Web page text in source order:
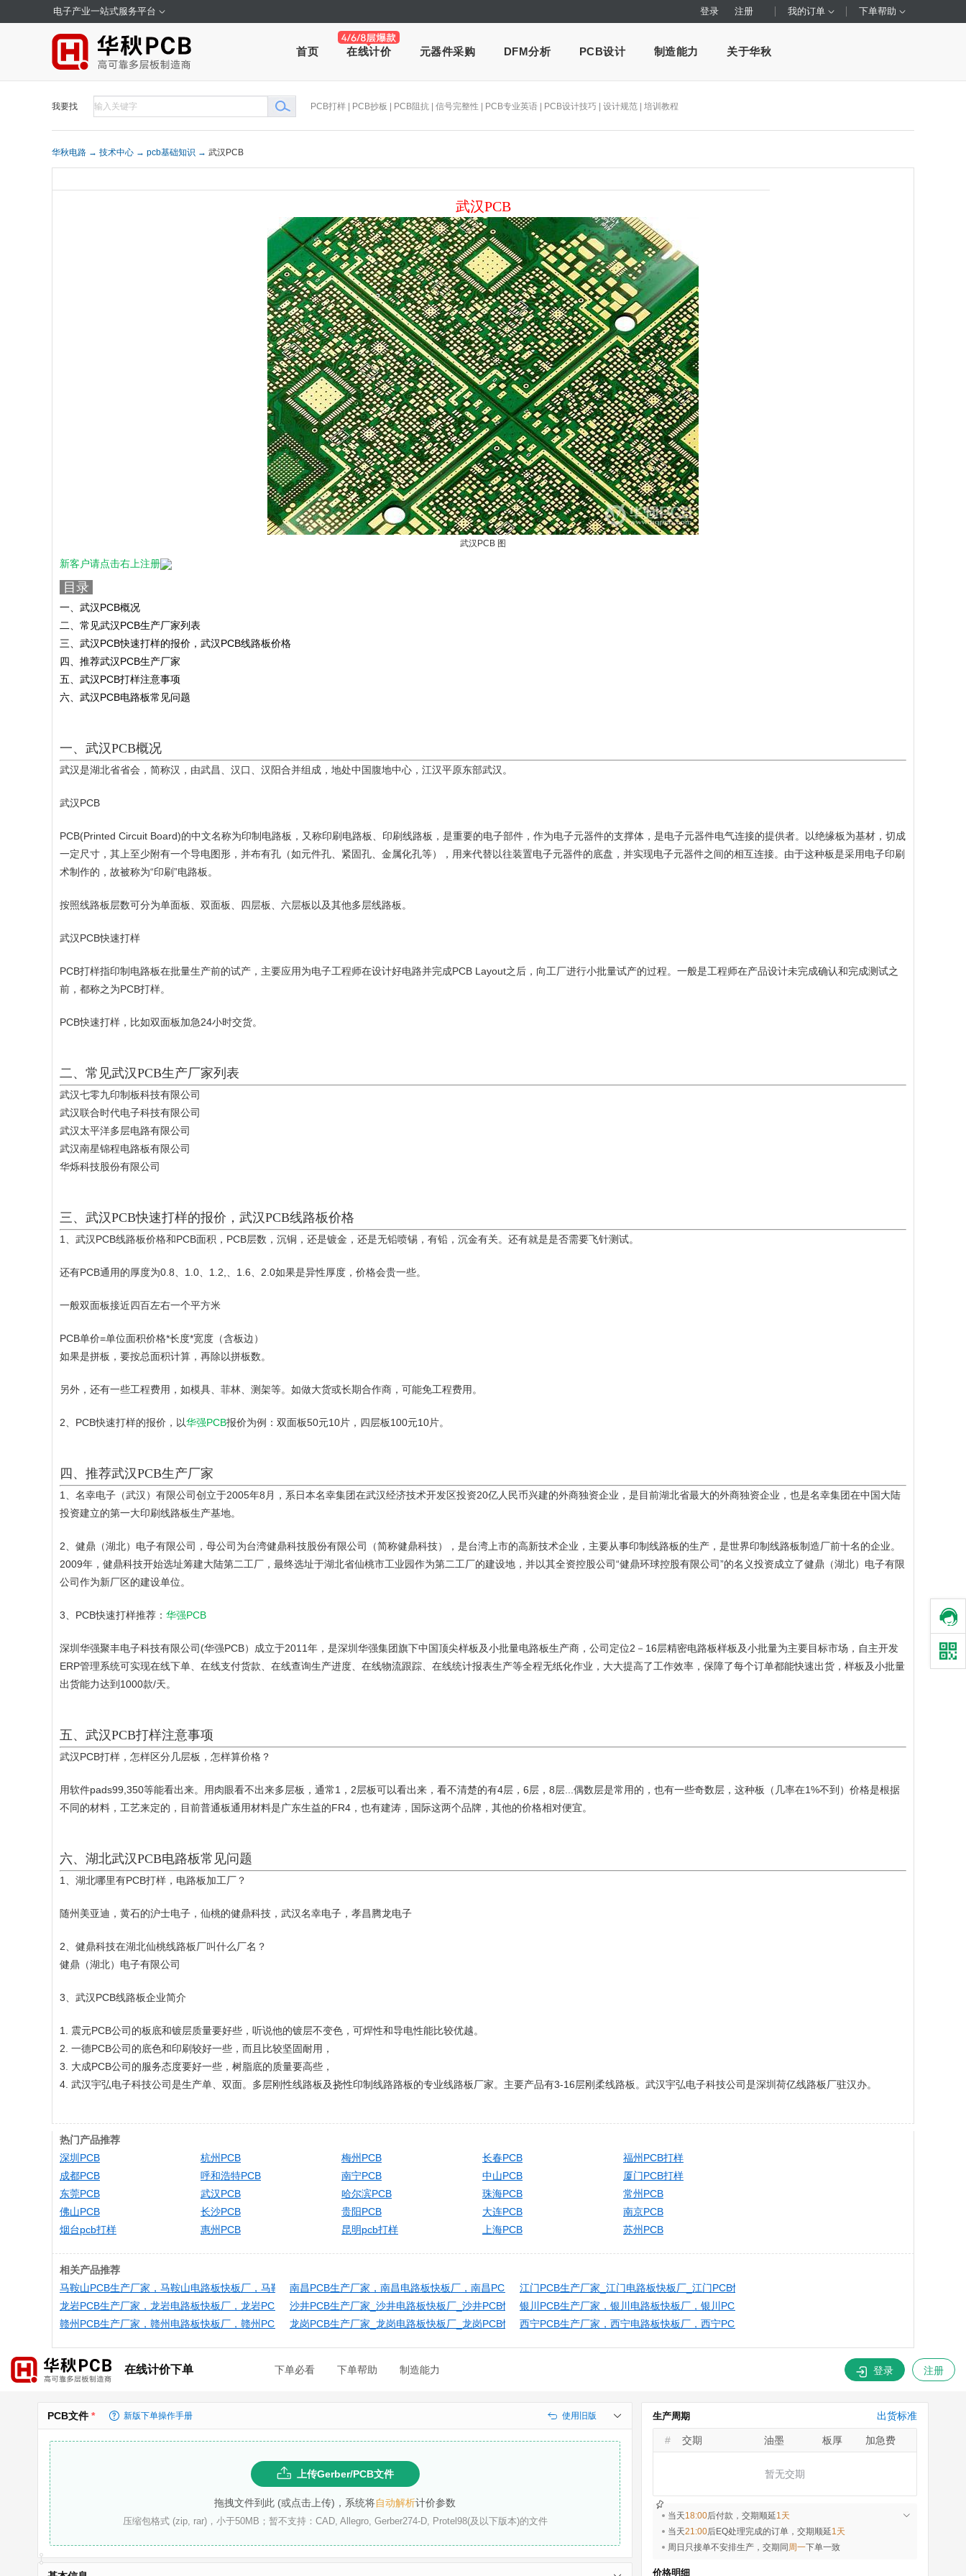
电子产业一站式服务平台 登录 注册 我的订单 下单帮助
首页 在线计价 元器件采购 DFM分析 PCB设计 制造能力 关于华秋
我要找 PCB打样 PCB抄板 PCB阻抗 信号完整性 PCB专业英语 PCB设计技巧 设计规范 培训教程
华秋电路 → 技术中心 → pcb基础知识 → 武汉PCB
武汉PCB
武汉PCB 图
新客户请点击右上注册
目录
一、武汉PCB概况
二、常见武汉PCB生产厂家列表
三、武汉PCB快速打样的报价，武汉PCB线路板价格
四、推荐武汉PCB生产厂家
五、武汉PCB打样注意事项
六、武汉PCB电路板常见问题
一、武汉PCB概况
武汉是湖北省省会，简称汉，由武昌、汉口、汉阳合并组成，地处中国腹地中心，江汉平原东部武汉。
武汉PCB
PCB(Printed Circuit Board)的中文名称为印制电路板，又称印刷电路板、印刷线路板，是重要的电子部件，作为电子元器件的支撑体，是电子元器件电气连接的提供者。以绝缘板为基材，切成
一定尺寸，其上至少附有一个导电图形，并布有孔（如元件孔、紧固孔、金属化孔等），用来代替以往装置电子元器件的底盘，并实现电子元器件之间的相互连接。由于这种板是采用电子印刷
术制作的，故被称为“印刷”电路板。
按照线路板层数可分为单面板、双面板、四层板、六层板以及其他多层线路板。
武汉PCB快速打样
PCB打样指印制电路板在批量生产前的试产，主要应用为电子工程师在设计好电路并完成PCB Layout之后，向工厂进行小批量试产的过程。一般是工程师在产品设计未完成确认和完成测试之
前，都称之为PCB打样。
PCB快速打样，比如双面板加急24小时交货。
二、常见武汉PCB生产厂家列表
武汉七零九印制板科技有限公司
武汉联合时代电子科技有限公司
武汉太平洋多层电路有限公司
武汉南星锦程电路板有限公司
华烁科技股份有限公司
三、武汉PCB快速打样的报价，武汉PCB线路板价格
1、武汉PCB线路板价格和PCB面积，PCB层数，沉铜，还是镀金，还是无铅喷锡，有铅，沉金有关。还有就是是否需要飞针测试。
还有PCB通用的厚度为0.8、1.0、1.2,、1.6、2.0如果是异性厚度，价格会贵一些。
一般双面板接近四百左右一个平方米
PCB单价=单位面积价格*长度*宽度（含板边）
如果是拼板，要按总面积计算，再除以拼板数。
另外，还有一些工程费用，如模具、菲林、测架等。如做大货或长期合作商，可能免工程费用。
2、PCB快速打样的报价，以华强PCB报价为例：双面板50元10片，四层板100元10片。
四、推荐武汉PCB生产厂家
1、名幸电子（武汉）有限公司创立于2005年8月，系日本名幸集团在武汉经济技术开发区投资20亿人民币兴建的外商独资企业，是目前湖北省最大的外商独资企业，也是名幸集团在中国大陆
投资建立的第一大印刷线路板生产基地。
2、健鼎（湖北）电子有限公司，母公司为台湾健鼎科技股份有限公司（简称健鼎科技），是台湾上市的高新技术企业，主要从事印制线路板的生产，是世界印制线路板制造厂前十名的企业。
2009年，健鼎科技开始选址筹建大陆第二工厂，最终选址于湖北省仙桃市工业园作为第二工厂的建设地，并以其全资控股公司“健鼎环球控股有限公司”的名义投资成立了健鼎（湖北）电子有限
公司作为新厂区的建设单位。
3、PCB快速打样推荐： 华强PCB
深圳华强聚丰电子科技有限公司(华强PCB）成立于2011年，是深圳华强集团旗下中国顶尖样板及小批量电路板生产商，公司定位2－16层精密电路板样板及小批量为主要目标市场，自主开发
ERP管理系统可实现在线下单、在线支付货款、在线查询生产进度、在线物流跟踪、在线统计报表生产等全程无纸化作业，大大提高了工作效率，保障了每个订单都能快速出货，样板及小批量
出货能力达到1000款/天。
五、武汉PCB打样注意事项
武汉PCB打样，怎样区分几层板，怎样算价格？
用软件pads99,350等能看出来。用肉眼看不出来多层板，通常1，2层板可以看出来，看不清楚的有4层，6层，8层...偶数层是常用的，也有一些奇数层，这种板（几率在1%不到）价格是根据
不同的材料，工艺来定的，目前普通板通用材料是广东生益的FR4，也有建涛，国际这两个品牌，其他的价格相对便宜。
六、湖北武汉PCB电路板常见问题
1、湖北哪里有PCB打样，电路板加工厂？
随州美亚迪，黄石的沪士电子，仙桃的健鼎科技，武汉名幸电子，孝昌腾龙电子
2、健鼎科技在湖北仙桃线路板厂叫什么厂名？
健鼎（湖北）电子有限公司
3、武汉PCB线路板企业简介
1. 震元PCB公司的板底和镀层质量要好些，听说他的镀层不变色，可焊性和导电性能比较优越。
2. 一德PCB公司的底色和印刷较好一些，而且比较坚固耐用，
3. 大成PCB公司的服务态度要好一些，树脂底的质量要高些，
4. 武汉宇弘电子科技公司是生产单、双面。多层刚性线路板及挠性印制线路路板的专业线路板厂家。主要产品有3-16层刚柔线路板。武汉宇弘电子科技公司是深圳荷亿线路板厂驻汉办。
热门产品推荐
深圳PCB
成都PCB
东莞PCB
佛山PCB
烟台pcb打样
杭州PCB
呼和浩特PCB
武汉PCB
长沙PCB
惠州PCB
梅州PCB
南宁PCB
哈尔滨PCB
贵阳PCB
昆明pcb打样
长春PCB
中山PCB
珠海PCB
大连PCB
上海PCB
福州PCB打样
厦门PCB打样
常州PCB
南京PCB
苏州PCB
相关产品推荐
马鞍山PCB生产厂家，马鞍山电路板快板厂，马鞍山PCB快速打样，马鞍山PCB报价，马鞍山线路板价格
龙岩PCB生产厂家，龙岩电路板快板厂，龙岩PCB快速打样，龙岩PCB报价，龙岩线路板价格
赣州PCB生产厂家，赣州电路板快板厂，赣州PCB快速打样，赣州PCB报价，赣州线路板价格
南昌PCB生产厂家，南昌电路板快板厂，南昌PCB快速打样，南昌PCB报价，南昌线路板价格
沙井PCB生产厂家_沙井电路板快板厂_沙井PCB快速打样_沙井PCB报价_沙井线路板价格
龙岗PCB生产厂家_龙岗电路板快板厂_龙岗PCB快速打样_龙岗PCB报价_龙岗线路板价格
江门PCB生产厂家_江门电路板快板厂_江门PCB快速打样_江门PCB报价_江门线路板价格
银川PCB生产厂家，银川电路板快板厂，银川PCB快速打样，银川PCB报价，银川线路板价格
西宁PCB生产厂家，西宁电路板快板厂，西宁PCB快速打样，西宁PCB报价，西宁线路板价格